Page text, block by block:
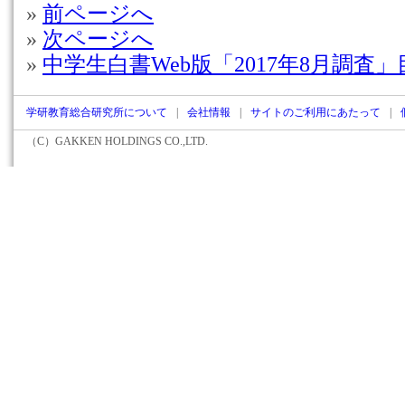
» 前ページへ
» 次ページへ
» 中学生白書Web版「2017年8月調査」
学研教育総合研究所について 会社情報 サイトのご利用にあたって
（C） GAKKEN HOLDINGS CO.,LTD.